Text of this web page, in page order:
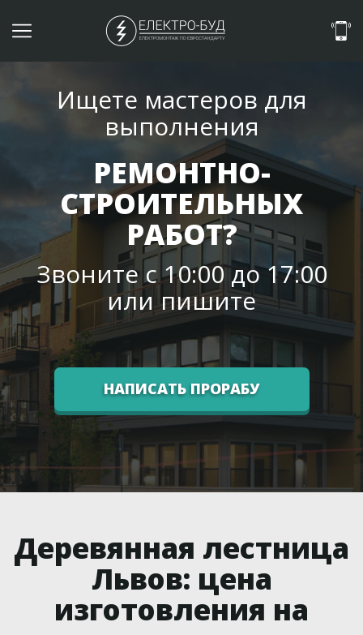
Ищете мастеров для
выполнения
РЕМОНТНО-
СТРОИТЕЛЬНЫХ
РАБОТ?
Звоните с 10:00 до 17:00
или пишите
НАПИСАТЬ ПРОРАБУ
Деревянная лестница
Львов: цена
изготовления на